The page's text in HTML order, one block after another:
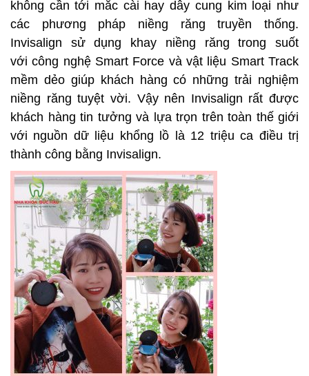
không cần tới mắc cài hay dây cung kim loại như
các phương pháp niềng răng truyền thống.
Invisalign sử dụng khay niềng răng trong suốt
với công nghệ Smart Force và vật liệu Smart Track
mềm dẻo giúp khách hàng có những trải nghiệm
niềng răng tuyệt vời. Vậy nên Invisalign rất được
khách hàng tin tưởng và lựa trọn trên toàn thế giới
với nguồn dữ liệu khổng lồ là 12 triệu ca điều trị
thành công bằng Invisalign.